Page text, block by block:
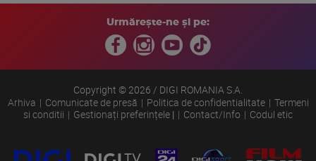
Urmărește-ne și pe:
Copyright © 2026 / DIGI ROMANIA S.A.
Arhiva
Comunicate de presă Politica de confidentialitate
Termeni
si conditii
Gestionați preferințele | Contact/Info Codul etic